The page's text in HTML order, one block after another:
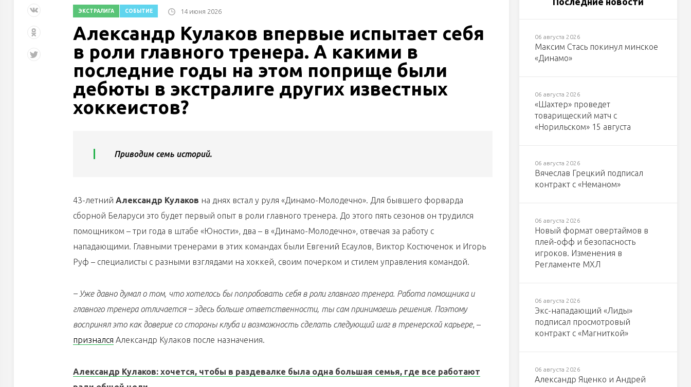
ЭКСТРАЛИГА СОБЫТИЕ 14 июня 2026
Александр Кулаков впервые испытает себя
в роли главного тренера. А какими в
последние годы на этом поприще были
дебюты в экстралиге других известных
хоккеистов?
Приводим семь историй.
43-летний Александр Кулаков на днях встал у руля «Динамо-Молодечно». Для бывшего форварда
сборной Беларуси это будет первый опыт в роли главного тренера. До этого пять сезонов он трудился
помощником – три года в штабе «Юности», два – в «Динамо-Молодечно», отвечая за работу с
нападающими. Главными тренерами в этих командах были Евгений Есаулов, Виктор Костюченок и Игорь
Руф – специалисты с разными взглядами на хоккей, своим почерком и стилем управления командой.
– Уже давно думал о том, что хотелось бы попробовать себя в роли главного тренера. Работа помощника и
главного тренера отличается – здесь больше ответственности, ты сам принимаешь решения. Поэтому
воспринял это как доверие со стороны клуба и возможность сделать следующий шаг в тренерской карьере, –
признался Александр Кулаков после назначения.
Александр Кулаков: хочется, чтобы в раздевалке была одна большая семья, где все работают
06 августа 2026
Максим Стась покинул минское
«Динамо»
06 августа 2026
«Шахтер» проведет
товарищеский матч с
«Норильском» 15 августа
06 августа 2026
Вячеслав Грецкий подписал
контракт с «Неманом»
06 августа 2026
Новый формат овертаймов в
плей-офф и безопасность
игроков. Изменения в
Регламенте МХЛ
06 августа 2026
Экс-нападающий «Лиды»
подписал просмотровый
контракт с «Магниткой»
06 августа 2026
Александр Яценко и Андрей